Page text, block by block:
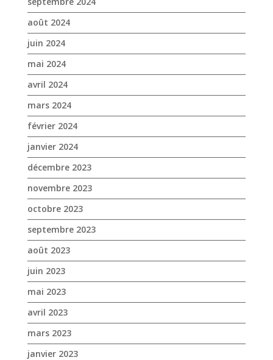
août 2024
juin 2024
mai 2024
avril 2024
mars 2024
février 2024
janvier 2024
décembre 2023
novembre 2023
octobre 2023
septembre 2023
août 2023
juin 2023
mai 2023
avril 2023
mars 2023
janvier 2023